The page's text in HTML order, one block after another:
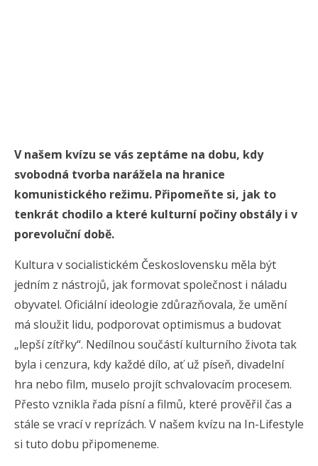
V našem kvízu se vás zeptáme na dobu, kdy
svobodná tvorba narážela na hranice
komunistického režimu. Připomeňte si, jak to
tenkrát chodilo a které kulturní počiny obstály i v
porevoluční době.
Kultura v socialistickém Československu měla být
jedním z nástrojů, jak formovat společnost i náladu
obyvatel. Oficiální ideologie zdůrazňovala, že umění
má sloužit lidu, podporovat optimismus a budovat
„lepší zítřky“. Nedílnou součástí kulturního života tak
byla i cenzura, kdy každé dílo, ať už píseň, divadelní
hra nebo film, muselo projít schvalovacím procesem.
Přesto vznikla řada písní a filmů, které prověřil čas a
stále se vrací v reprízách. V našem kvízu na In-Lifestyle
si tuto dobu připomeneme.